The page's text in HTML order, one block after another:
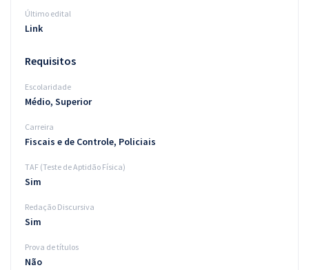
Atendimento
Último edital
Link
Requisitos
Escolaridade
Médio, Superior
Carreira
Fiscais e de Controle, Policiais
TAF (Teste de Aptidão Física)
Sim
Redação Discursiva
Sim
Prova de títulos
Não